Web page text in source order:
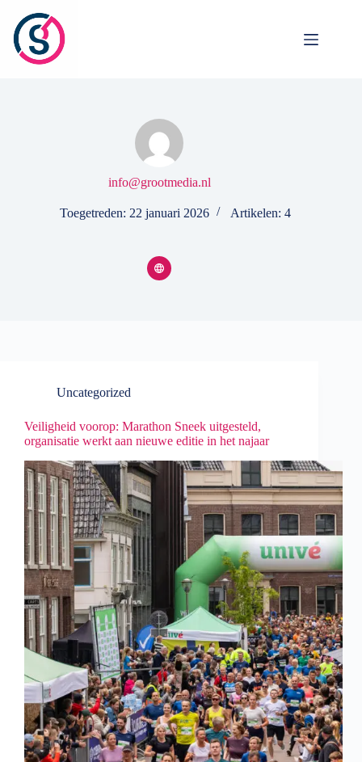
naar
inhoud
info@grootmedia.nl
Toegetreden: 22 januari 2026 Artikelen: 4
Uncategorized
Veiligheid voorop: Marathon Sneek uitgesteld,
organisatie werkt aan nieuwe editie in het najaar